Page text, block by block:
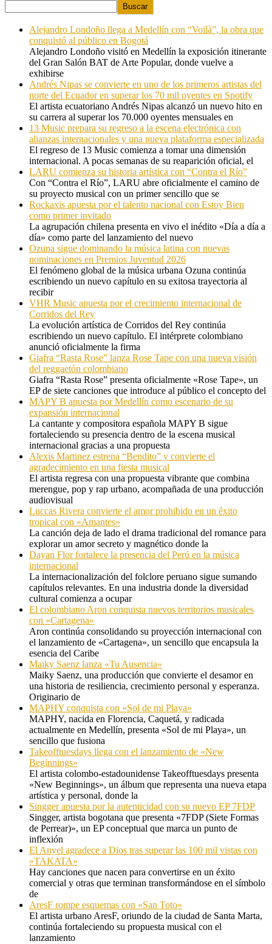
Buscar
Alejandro Londoño llega a Medellín con “Voilà”, la obra que
conquistó al público en Bogotá
Alejandro Londoño visitó en Medellín la exposición itinerante
del Gran Salón BAT de Arte Popular, donde vuelve a
exhibirse
Andrés Nipas se convierte en uno de los primeros artistas del
norte del Ecuador en superar los 70 mil oyentes en Spotify
El artista ecuatoriano Andrés Nipas alcanzó un nuevo hito en
su carrera al superar los 70.000 oyentes mensuales en
13 Music prepara su regreso a la escena electrónica con
alianzas internacionales y una nueva plataforma especializada
El regreso de 13 Music comienza a tomar una dimensión
internacional. A pocas semanas de su reaparición oficial, el
LARU comienza su historia artística con “Contra el Río”
Con “Contra el Río”, LARU abre oficialmente el camino de
su proyecto musical con un primer sencillo que se
Rockaxis apuesta por el talento nacional con Estoy Bien
como primer invitado
La agrupación chilena presenta en vivo el inédito «Día a día a
día» como parte del lanzamiento del nuevo
Ozuna sigue dominando la música latina con nuevas
nominaciones en Premios Juventud 2026
El fenómeno global de la música urbana Ozuna continúa
escribiendo un nuevo capítulo en su exitosa trayectoria al
recibir
VHR Music apuesta por el crecimiento internacional de
Corridos del Rey
La evolución artística de Corridos del Rey continúa
escribiendo un nuevo capítulo. El intérprete colombiano
anunció oficialmente la firma
Giafra “Rasta Rose” lanza Rose Tape con una nueva visión
del reggaetón colombiano
Giafra “Rasta Rose” presenta oficialmente «Rose Tape», un
EP de siete canciones que introduce al público el concepto del
MAPY B apuesta por Medellín como escenario de su
expansión internacional
La cantante y compositora española MAPY B sigue
fortaleciendo su presencia dentro de la escena musical
internacional gracias a una propuesta
Alexis Martinez estrena “Bendito” y convierte el
agradecimiento en una fiesta musical
El artista regresa con una propuesta vibrante que combina
merengue, pop y rap urbano, acompañada de una producción
audiovisual
Luccas Rivera convierte el amor prohibido en un éxito
tropical con «Amantes»
La canción deja de lado el drama tradicional del romance para
explorar un amor secreto y magnético donde la
Dayan Flor fortalece la presencia del Perú en la música
internacional
La internacionalización del folclore peruano sigue sumando
capítulos relevantes. En una industria donde la diversidad
cultural comienza a ocupar
El colombiano Aron conquista nuevos territorios musicales
con «Cartagena»
Aron continúa consolidando su proyección internacional con
el lanzamiento de «Cartagena», un sencillo que encapsula la
esencia del Caribe
Maiky Saenz lanza «Tu Ausencia»
Maiky Saenz, una producción que convierte el desamor en
una historia de resiliencia, crecimiento personal y esperanza.
Originario de
MAPHY conquista con «Sol de mi Playa»
MAPHY, nacida en Florencia, Caquetá, y radicada
actualmente en Medellín, presenta «Sol de mi Playa», un
sencillo que fusiona
Takeofftuesdays llega con el lanzamiento de «New
Beginnings»
El artista colombo-estadounidense Takeofftuesdays presenta
«New Beginnings», un álbum que representa una nueva etapa
artística y personal, donde la
Singger apuesta por la autenticidad con su nuevo EP 7FDP
Singger, artista bogotana que presenta «7FDP (Siete Formas
de Perrear)», un EP conceptual que marca un punto de
inflexión
El Anyel agradece a Dios tras superar las 100 mil vistas con
«TAKATA»
Hay canciones que nacen para convertirse en un éxito
comercial y otras que terminan transformándose en el símbolo
de
AresF rompe esquemas con «San Toto»
El artista urbano AresF, oriundo de la ciudad de Santa Marta,
continúa fortaleciendo su propuesta musical con el
lanzamiento